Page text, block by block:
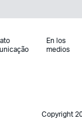
En los
medios
Copyright